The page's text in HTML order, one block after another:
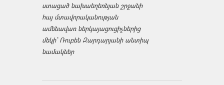
ստացած նախաեղեռնյան շրջանի
հայ մտավորականության
ամենավառ ներկայացուցիչներից
մեկի՝ Ռուբեն Զարդարյանի անտիպ
նամակներ